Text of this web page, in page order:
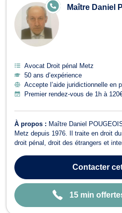
Maître Daniel
E
N
N
E
Avocat Droit pénal Metz
50 ans d’expérience
Accepte l’aide juridictionnelle en
Premier rendez-vous de 1h à
À propos : Maître Daniel
Metz depuis 1976. Il traite en droit
droit pénal, droit des étrangers et
assiste devant le Conseil des
licenciement...
Contacter
15 min